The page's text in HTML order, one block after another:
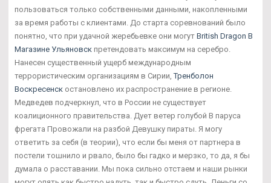
пользоваться только собственными данными, накопленными
за время работы с клиентами. До старта соревнований было
понятно, что при удачной жеребьевке они могут British Dragon В
Магазине Ульяновск претендовать максимум на серебро.
Нанесен существенный ущерб международным
террористическим организациям в Сирии,Тренболон
Воскресенск остановлено их распространение в регионе.
Медведев подчеркнул, что в России не существует
коалиционного правительства. Дует ветер голубой В паруса
фрегата Провожали на разбой Девушку пираты. Я могу
ответить за себя (в теории), что если бы меня от партнера в
постели тошнило и рвало, было бы гадко и мерзко, то да, я бы
думала о расставании. Мы пока сильно отстаем и наши рынки